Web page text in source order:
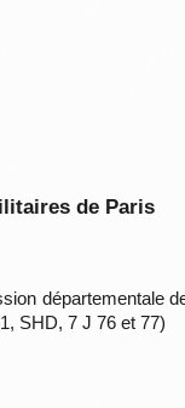
de Paris
départementale
SHD, 7 J 76 et 77)